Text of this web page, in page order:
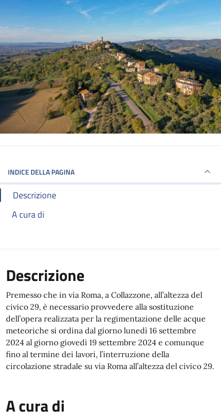
INDICE DELLA PAGINA
Descrizione
A cura di
Descrizione
Premesso che in via Roma, a Collazzone, all’altezza del
civico 29, è necessario provvedere alla sostituzione
dell’opera realizzata per la regimentazione delle acque
meteoriche si ordina dal giorno lunedì 16 settembre
2024 al giorno giovedì 19 settembre 2024 e comunque
fino al termine dei lavori, l’interruzione della
circolazione stradale su via Roma all’altezza del civico 29.
A cura di